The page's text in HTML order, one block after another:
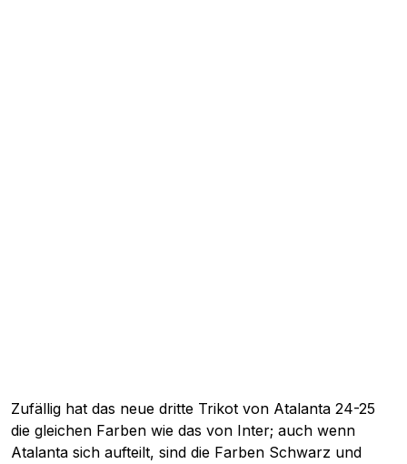
Zufällig hat das neue dritte Trikot von Atalanta 24-25
die gleichen Farben wie das von Inter; auch wenn
Atalanta sich aufteilt, sind die Farben Schwarz und